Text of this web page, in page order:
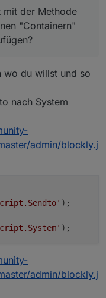
der Methode
"Containern"
wo du willst und so
nach System
admin/blockly.j
);
);
admin/blockly.j